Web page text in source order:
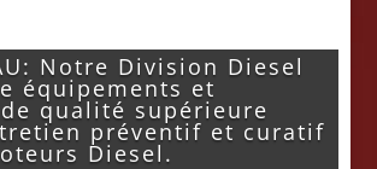
Notre Division Diesel
équipements et
qualité supérieure
préventif et curatif
Diesel.